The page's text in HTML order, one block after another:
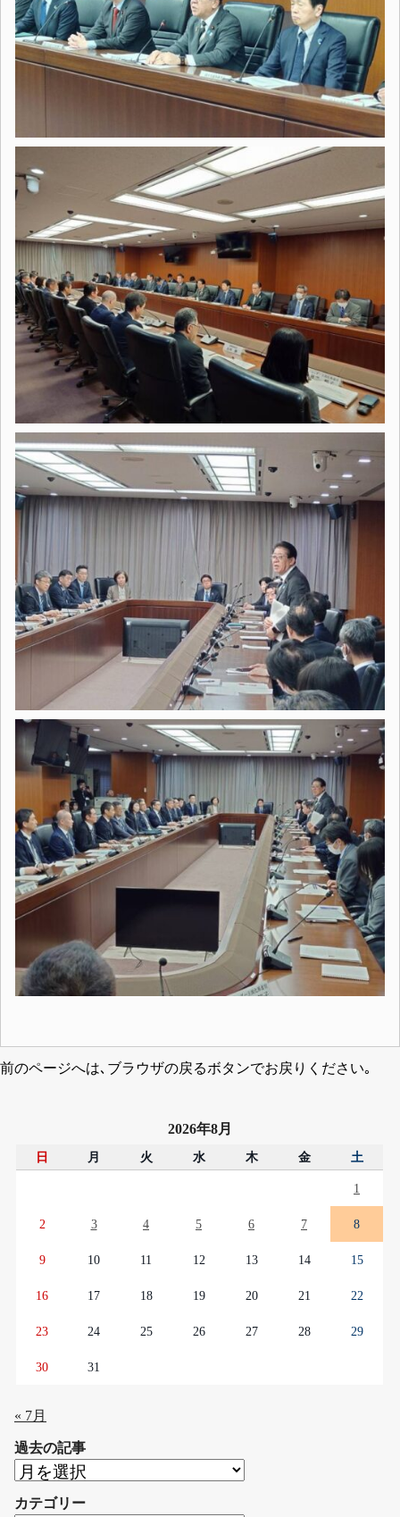
前のページへは､ブラウザの戻るボタンでお戻りください｡
2026年8月
日 月 火 水 木 金 土
1
2 3 4 5 6 7 8
9 10 11 12 13 14 15
16 17 18 19 20 21 22
23 24 25 26 27 28 29
30 31
« 7月
過去の記事
過
の
カテゴリー